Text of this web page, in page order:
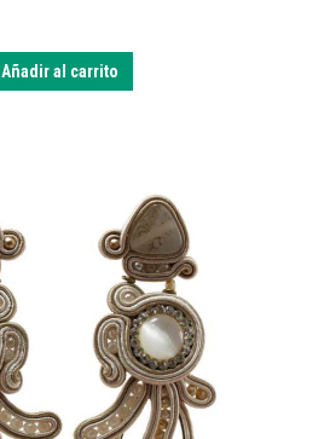
Añadir al carrito